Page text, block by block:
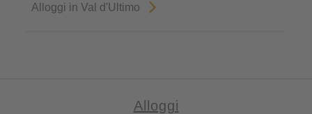
Alloggi in Val d'Ultimo
Alloggi